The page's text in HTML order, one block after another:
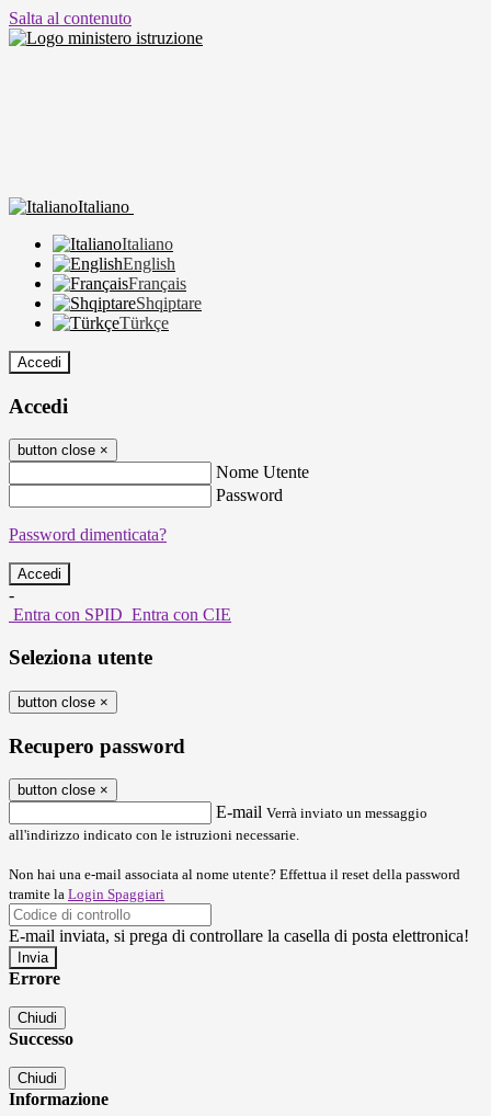
Salta al contenuto
Italiano
Italiano
English
Français
Shqiptare
Türkçe
Accedi
Accedi
button close ×
Nome Utente
Password
Password dimenticata?
-
Entra con SPID Entra con CIE
Seleziona utente
button close ×
Recupero password
button close ×
E-mail Verrà inviato un messaggio
all'indirizzo indicato con le istruzioni necessarie.
Non hai una e-mail associata al nome utente? Effettua il reset della password
tramite la Login Spaggiari
E-mail inviata, si prega di controllare la casella di posta elettronica!
Errore
Chiudi
Successo
Chiudi
Informazione